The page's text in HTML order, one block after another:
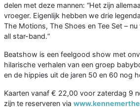
delen met deze mannen: “Het zijn
vroeger. Eigenlijk hebben we drie
The Motions, The Shoes en Tee Set –
all star-band.“
Beatshow is een feelgood show met
hilarische verhalen van een groep
en de hippies uit de jaren 50 en 60 nog
Kaarten vanaf € 22,00 voor zaterdag 9
zijn te reserveren via